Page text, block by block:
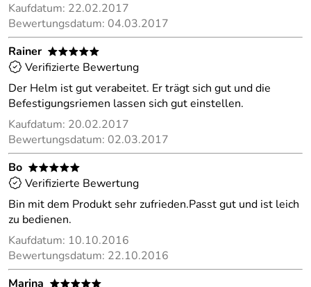
Kaufdatum: 22.02.2017
Bewertungsdatum: 04.03.2017
Rainer
*****
Verifizierte Bewertung
Der Helm ist gut verabeitet. Er trägt sich gut und die
Befestigungsriemen lassen sich gut einstellen.
Kaufdatum: 20.02.2017
Bewertungsdatum: 02.03.2017
Bo
*****
Verifizierte Bewertung
Bin mit dem Produkt sehr zufrieden.Passt gut und ist leich
zu bedienen.
Kaufdatum: 10.10.2016
Bewertungsdatum: 22.10.2016
Marina
*****